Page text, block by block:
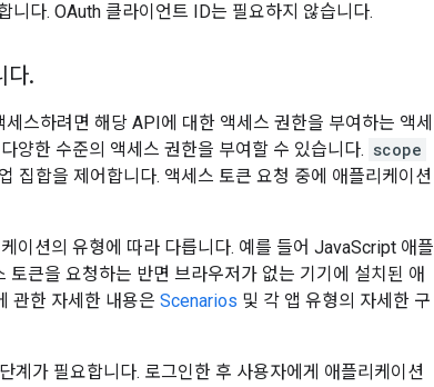
니다. OAuth 클라이언트 ID는 필요하지 않습니다.
다.
스하려면 해당 API에 대한 액세스 권한을 부여하는 액세
양한 수준의 액세스 권한을 부여할 수 있습니다. scope
집합을 제어합니다. 액세스 토큰 요청 중에 애플리케이션
이션의 유형에 따라 다릅니다. 예를 들어 JavaScript 애플
큰을 요청하는 반면 브라우저가 없는 기기에 설치된 애
관한 자세한 내용은 Scenarios 및 각 앱 유형의 자세한 구
계가 필요합니다. 로그인한 후 사용자에게 애플리케이션